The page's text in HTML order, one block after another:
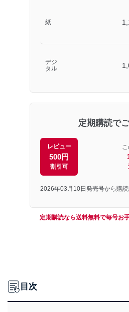
紙
デジ
タル
定期購読で
レビュー
500円
割引可
2026年03月10日発売号から購読
定期購読なら送料無料で毎号お
目次